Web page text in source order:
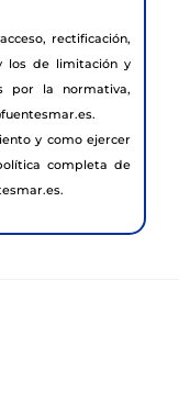
rectificación,
los de limitación y
por la normativa,
y como ejercer
completa de